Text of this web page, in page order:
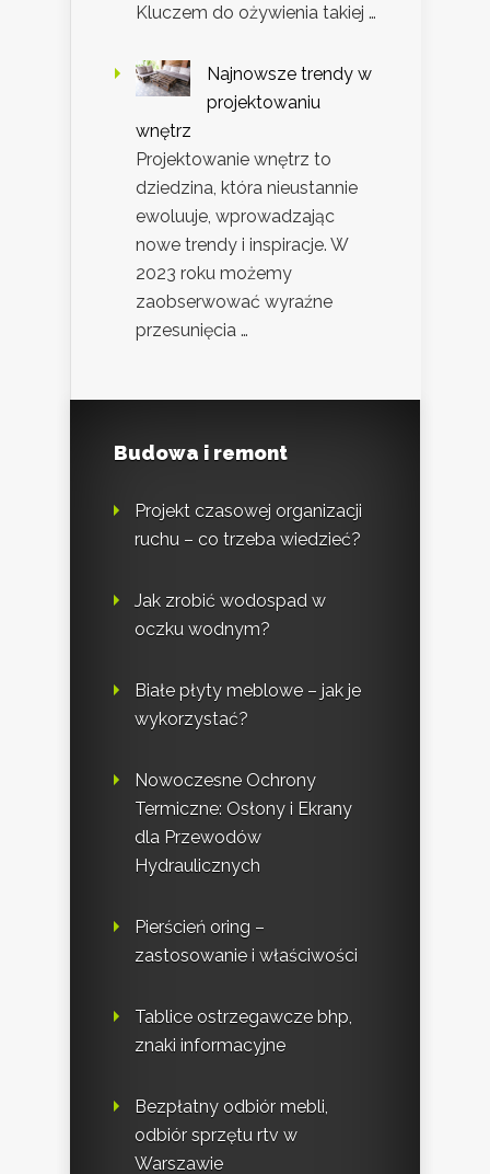
Kluczem do ożywienia takiej …
Najnowsze trendy w
projektowaniu
wnętrz
Projektowanie wnętrz to
dziedzina, która nieustannie
ewoluuje, wprowadzając
nowe trendy i inspiracje. W
2023 roku możemy
zaobserwować wyraźne
przesunięcia …
Budowa i remont
Projekt czasowej organizacji
ruchu – co trzeba wiedzieć?
Jak zrobić wodospad w
oczku wodnym?
Białe płyty meblowe – jak je
wykorzystać?
Nowoczesne Ochrony
Termiczne: Osłony i Ekrany
dla Przewodów
Hydraulicznych
Pierścień oring –
zastosowanie i właściwości
Tablice ostrzegawcze bhp,
znaki informacyjne
Bezpłatny odbiór mebli,
odbiór sprzętu rtv w
Warszawie